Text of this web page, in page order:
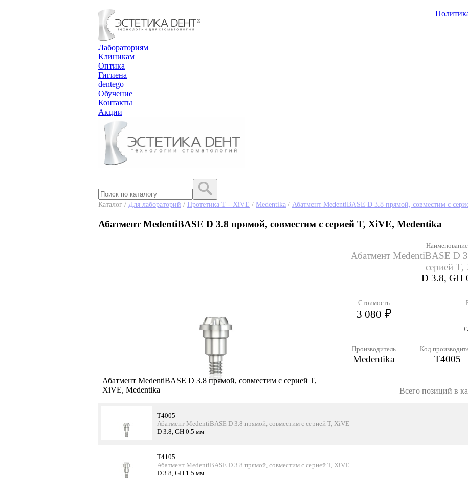
Лабораториям
Клиникам
Оптика
Гигиена
dentego
Обучение
Контакты
Акции
Каталог / Для лабораторий / Протетика T - XiVE / Medentika / Абатмент MedentiBASE D 3.8 прямой, совместим с
Абатмент MedentiBASE D 3.8 прямой, совместим с серией T, XiVE, Medentika
Абатмент MedentiBASE D 3.8 прямой, совместим с серией T,
XiVE, Medentika
Абатмент MedentiBASE D
серией
D 3.8, GH
Стоимость
3 080
Производитель
Medentika
Код
T4005
Всего позиций в
T4005
Абатмент MedentiBASE D 3.8 прямой, совместим с серией T, XiVE
D 3.8, GH 0.5 мм
T4105
Абатмент MedentiBASE D 3.8 прямой, совместим с серией T, XiVE
D 3.8, GH 1.5 мм